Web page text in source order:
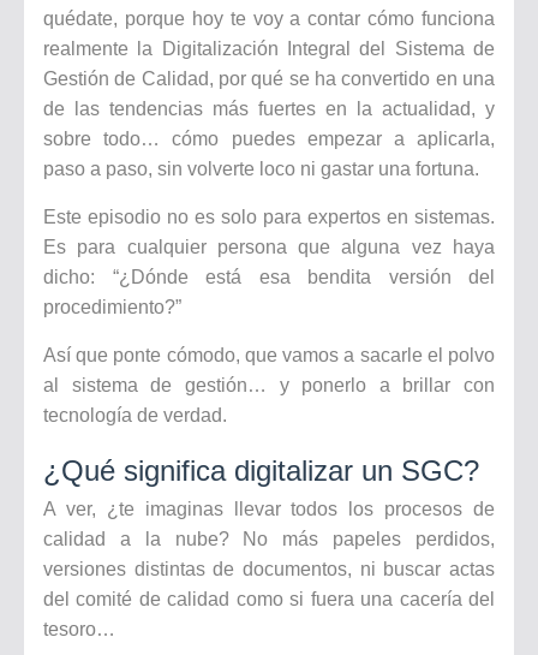
quédate, porque hoy te voy a contar cómo funciona
realmente la Digitalización Integral del Sistema de
Gestión de Calidad, por qué se ha convertido en una
de las tendencias más fuertes en la actualidad, y
sobre todo… cómo puedes empezar a aplicarla,
paso a paso, sin volverte loco ni gastar una fortuna.
Este episodio no es solo para expertos en sistemas.
Es para cualquier persona que alguna vez haya
dicho: “¿Dónde está esa bendita versión del
procedimiento?”
Así que ponte cómodo, que vamos a sacarle el polvo
al sistema de gestión… y ponerlo a brillar con
tecnología de verdad.
¿Qué significa digitalizar un SGC?
A ver, ¿te imaginas llevar todos los procesos de
calidad a la nube? No más papeles perdidos,
versiones distintas de documentos, ni buscar actas
del comité de calidad como si fuera una cacería del
tesoro…